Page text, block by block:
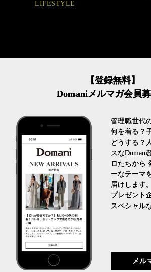
【登録無料】
Domaniメルマガ会員
管理職世代
何を着る？
どうする？
スな
ロたちから
ーなテーマ
届けします。
プレゼント
スペシャル
メル